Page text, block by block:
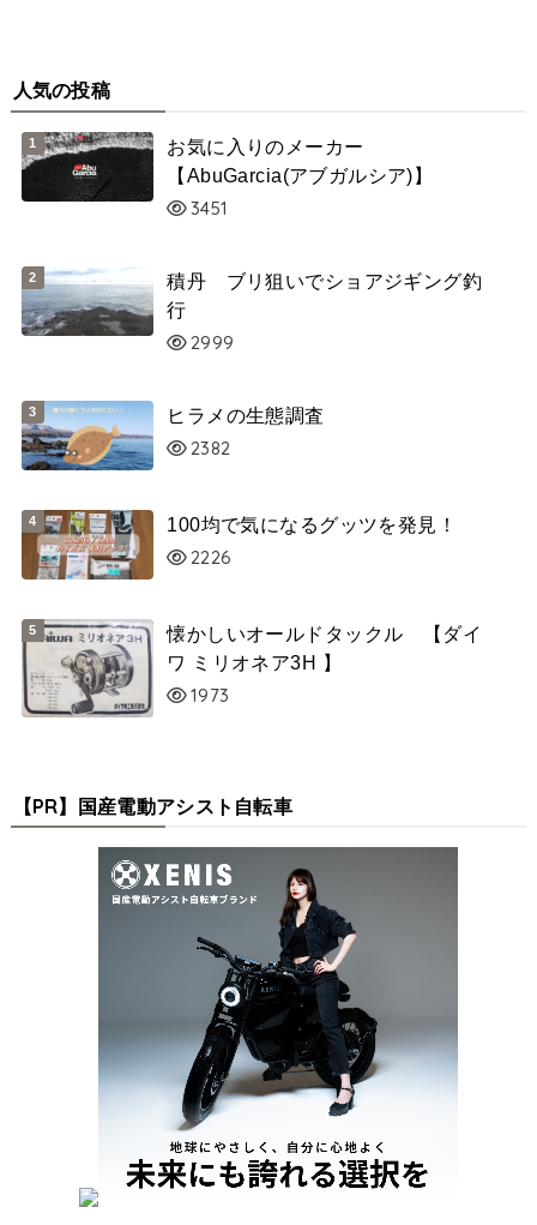
人気の投稿
お気に入りのメーカー
【AbuGarcia(アブガルシア)】
3451
積丹 ブリ狙いでショアジギング釣
行
2999
ヒラメの生態調査
2382
100均で気になるグッツを発見！
2226
懐かしいオールドタックル 【ダイ
ワ ミリオネア3H 】
1973
【PR】国産電動アシスト自転車